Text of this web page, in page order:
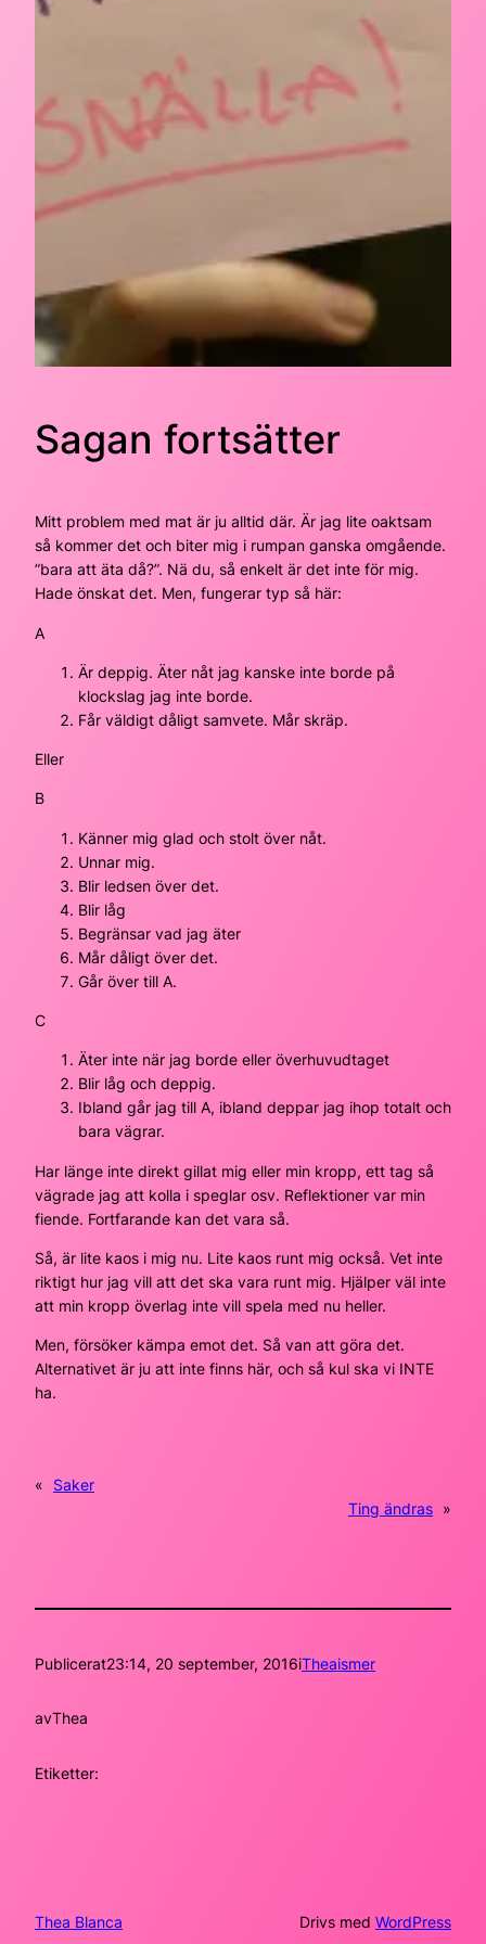
Sagan fortsätter
Mitt problem med mat är ju alltid där. Är jag lite oaktsam
så kommer det och biter mig i rumpan ganska omgående.
”bara att äta då?”. Nä du, så enkelt är det inte för mig.
Hade önskat det. Men, fungerar typ så här:
A
Är deppig. Äter nåt jag kanske inte borde på
klockslag jag inte borde.
Får väldigt dåligt samvete. Mår skräp.
Eller
B
Känner mig glad och stolt över nåt.
Unnar mig.
Blir ledsen över det.
Blir låg
Begränsar vad jag äter
Mår dåligt över det.
Går över till A.
C
Äter inte när jag borde eller överhuvudtaget
Blir låg och deppig.
Ibland går jag till A, ibland deppar jag ihop totalt och
bara vägrar.
Har länge inte direkt gillat mig eller min kropp, ett tag så
vägrade jag att kolla i speglar osv. Reflektioner var min
fiende. Fortfarande kan det vara så.
Så, är lite kaos i mig nu. Lite kaos runt mig också. Vet inte
riktigt hur jag vill att det ska vara runt mig. Hjälper väl inte
att min kropp överlag inte vill spela med nu heller.
Men, försöker kämpa emot det. Så van att göra det.
Alternativet är ju att inte finns här, och så kul ska vi INTE
ha.
«
Saker
Ting ändras »
Publicerat23:14, 20 september, 2016iTheaismer
avThea
Etiketter:
Thea Blanca Drivs med WordPress